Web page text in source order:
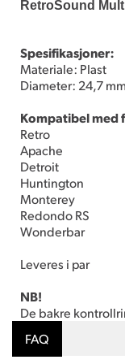
RetroSound
Spesifikasjoner:
Materiale: Plast
Diameter: 24,7 mm
Kompatibel med
Retro
Apache
Detroit
Huntington
Monterey
Redondo RS
Wonderbar
Leveres i par
NB!
De bakre
FAQ